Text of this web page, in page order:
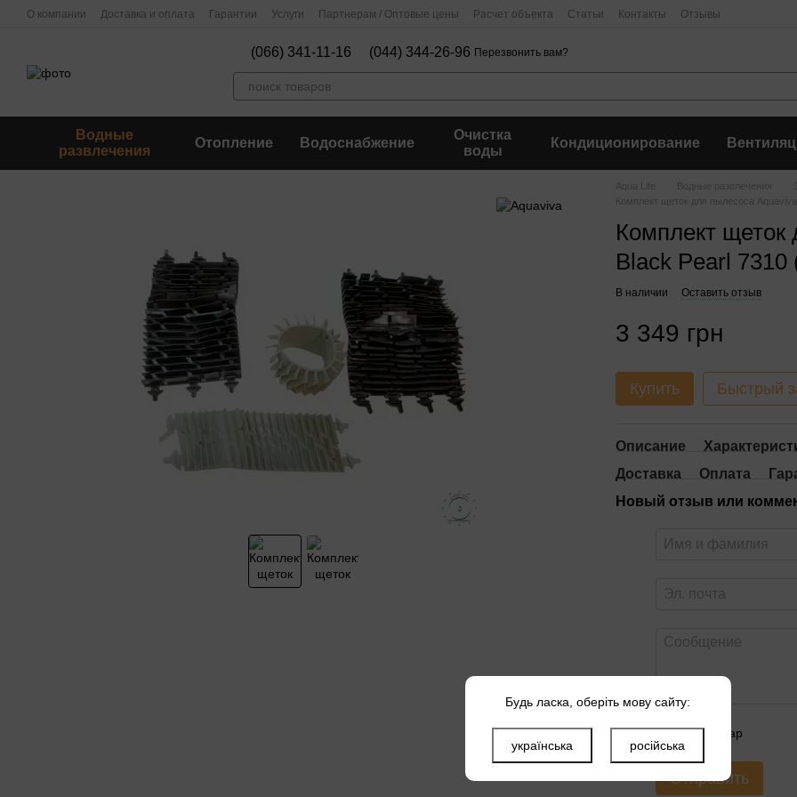
Перейти к основному контенту
О компании Доставка и оплата Гарантии Услуги Партнерам / Оптовые цены Расчет объекта Статьи Контакты Отзывы
(066) 341-11-16 (044) 344-26-96 Перезвонить вам?
Водные
развлечения
Отопление Водоснабжение
Очистка
воды
Кондиционирование
Aqua Life Водные развлечения
Комплект щеток для пылесоса
Комплект щеток
Black Pearl 7310
В наличии Оставить отзыв
3 349 грн
Купить Быстрый
Описание
Доставка
Оплата
Новый отзыв или
Оцените товар
Отправить
Будь ласка, оберіть мову сайту:
українська російська